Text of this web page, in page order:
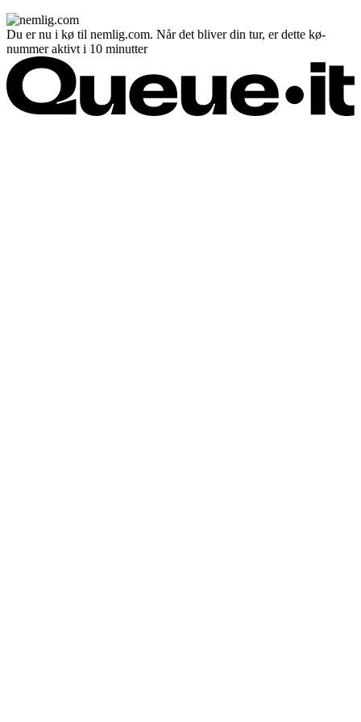
Du er nu i kø til nemlig.com. Når det bliver din tur, er dette kø-
nummer aktivt i 10 minutter